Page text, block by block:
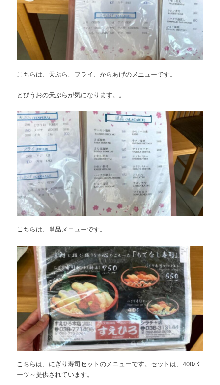
こちらは、 天ぷら、フライ、からあげのメニューです。
とびうおの天ぷらが気になります。。
こちらは、単品メニューです。
こちらは、 にぎり寿司セットのメニューです。セットは、400バ
ーツ～提供されています。